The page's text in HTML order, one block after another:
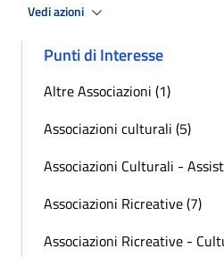
Vedi azioni
Punti di Interesse
Altre Associazioni (1)
Associazioni culturali (5)
Associazioni Culturali -
Associazioni Ricreative (7)
Associazioni Ricreative -